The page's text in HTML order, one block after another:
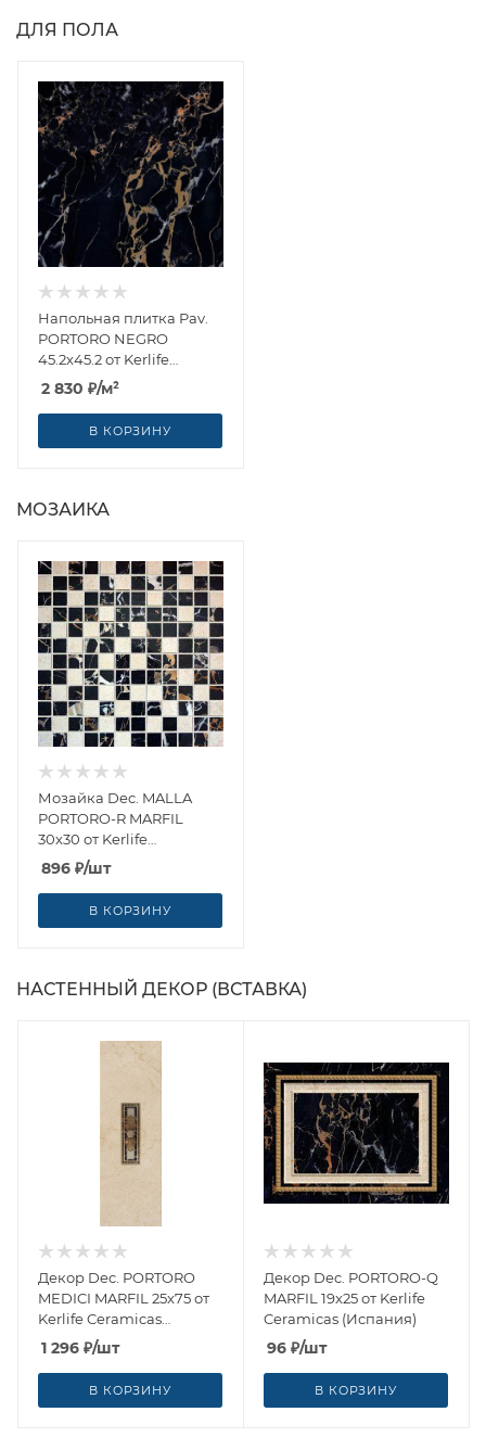
ДЛЯ ПОЛА
Напольная плитка Pav.
PORTORO NEGRO
45.2x45.2 от Kerlife
Ceramicas (Испания)
2 830 ₽/м²
В КОРЗИНУ
МОЗАИКА
Мозайка Dec. MALLA
PORTORO-R MARFIL
30x30 от Kerlife
Ceramicas (Испания)
896 ₽/шт
В КОРЗИНУ
НАСТЕННЫЙ ДЕКОР (ВСТАВКА)
Декор Dec. PORTORO
MEDICI MARFIL 25x75 от
Kerlife Ceramicas
(Испания)
1 296 ₽/шт
В КОРЗИНУ
Декор Dec. PORTORO-Q
MARFIL 19x25 от Kerlife
Ceramicas (Испания)
96 ₽/шт
В КОРЗИНУ